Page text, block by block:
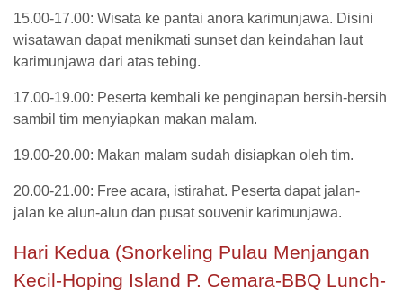
15.00-17.00: Wisata ke pantai anora karimunjawa. Disini
wisatawan dapat menikmati sunset dan keindahan laut
karimunjawa dari atas tebing.
17.00-19.00: Peserta kembali ke penginapan bersih-bersih
sambil tim menyiapkan makan malam.
19.00-20.00: Makan malam sudah disiapkan oleh tim.
20.00-21.00: Free acara, istirahat. Peserta dapat jalan-
jalan ke alun-alun dan pusat souvenir karimunjawa.
Hari Kedua (Snorkeling Pulau Menjangan
Kecil-Hoping Island P. Cemara-BBQ Lunch-